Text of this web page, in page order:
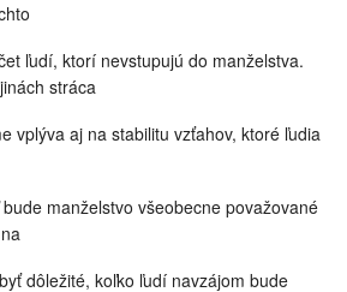
ľudí, ktorí nevstupujú do manželstva.
stráca
vplýva aj na stabilitu vzťahov, ktoré ľudia
manželstvo všeobecne považované
dôležité, koľko ľudí navzájom bude